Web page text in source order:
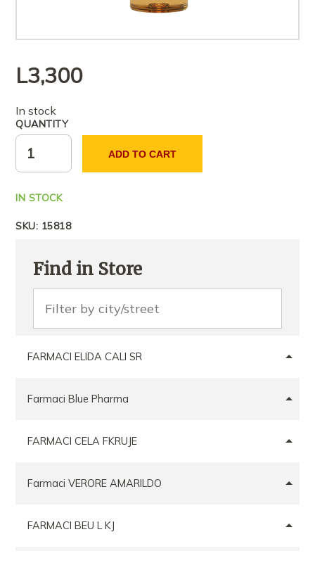
L3,300
In stock
QUANTITY
ADD TO CART
IN STOCK
SKU: 15818
Find in Store
FARMACI ELIDA CALI SR
Farmaci Blue Pharma
FARMACI CELA FKRUJE
Farmaci VERORE AMARILDO
FARMACI BEU L KJ